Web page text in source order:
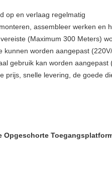
op en verlaag regelmatig
assembleer werken en
(Maximum 300 Meters)
kunnen worden aangepast
gebruik kan worden
prijs, snelle levering, de goede